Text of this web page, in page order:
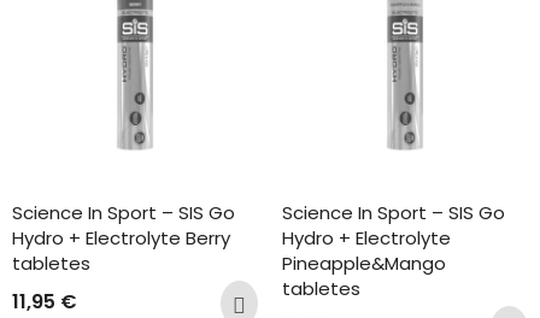
Science In Sport – SIS Go
Hydro + Electrolyte Berry
tabletes
11,95 €
Science In Sport – SIS Go
Hydro + Electrolyte
Pineapple&Mango
tabletes